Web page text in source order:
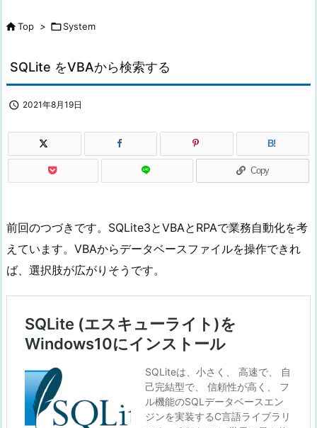
Top > System
SQLite をVBAから検索する
 2021年8月19日
B!
Copy
前回のつづきです。SQLite3とVBAとRPAで業務自動化を考
えています。VBAからデータベースファイルを操作できれ
ば、選択肢が広がりそうです。